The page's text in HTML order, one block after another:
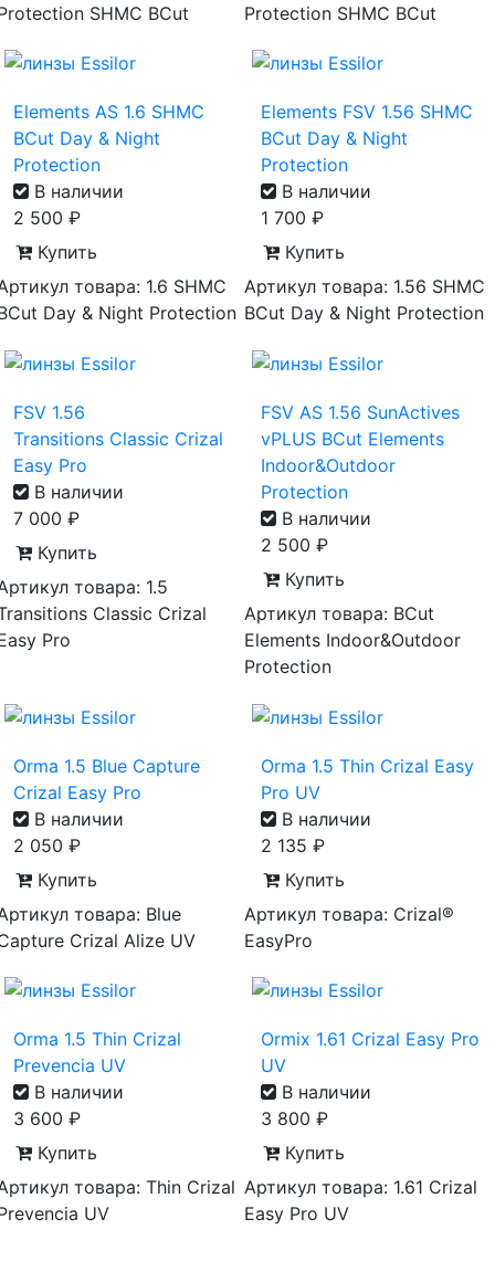
SHMC BCut
Protection SHMC BCut
Elements AS 1.6 SHMC
BCut Day & Night
Protection
В наличии
2 500 ₽
Купить
товара: 1.6 SHMC
Day & Night Protection
Elements FSV 1.56 SHMC
BCut Day & Night
Protection
В наличии
1 700 ₽
Купить
Артикул товара: 1.56 SHMC
BCut Day & Night Protection
FSV 1.56
Transitions Classic Crizal
Easy Pro
В наличии
7 000 ₽
Купить
товара: 1.5
Classic Crizal
Pro
FSV AS 1.56 SunActives
vPLUS BCut Elements
Indoor&Outdoor
Protection
В наличии
2 500 ₽
Купить
Артикул товара: BCut
Elements Indoor&Outdoor
Protection
Orma 1.5 Blue Capture
Crizal Easy Pro
В наличии
2 050 ₽
Купить
товара: Blue
Crizal Alize UV
Orma 1.5 Thin Crizal Easy
Pro UV
В наличии
2 135 ₽
Купить
Артикул товара: Crizal®
EasyPro
Orma 1.5 Thin Crizal
Prevencia UV
В наличии
3 600 ₽
Купить
товара: Thin Crizal
UV
Ormix 1.61 Crizal Easy Pro
UV
В наличии
3 800 ₽
Купить
Артикул товара: 1.61 Crizal
Easy Pro UV